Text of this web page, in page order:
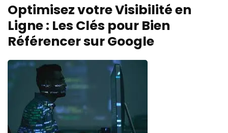
Optimisez votre Visibilité en
Ligne : Les Clés pour Bien
Référencer sur Google